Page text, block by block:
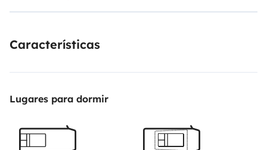
deux enfants pour plus de confort.Notre véhicule
plaque à gaz deux feux, un évier, de la vaisselle
découper, verres, liquide vaisselle, éponge, torchons),
nombreux rangements.
Un lit banquette que vous
pouvez incliner en position lecture ou couchage, un lit
Características
Lugares para dormir